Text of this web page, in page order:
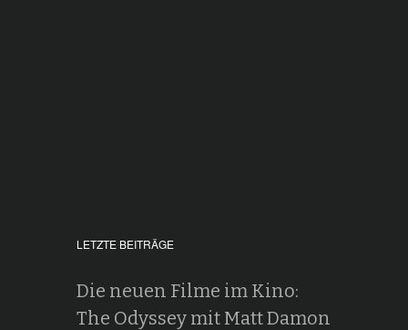
LETZTE BEITRÄGE
Die neuen Filme im Kino:
The Odyssey mit Matt Damon